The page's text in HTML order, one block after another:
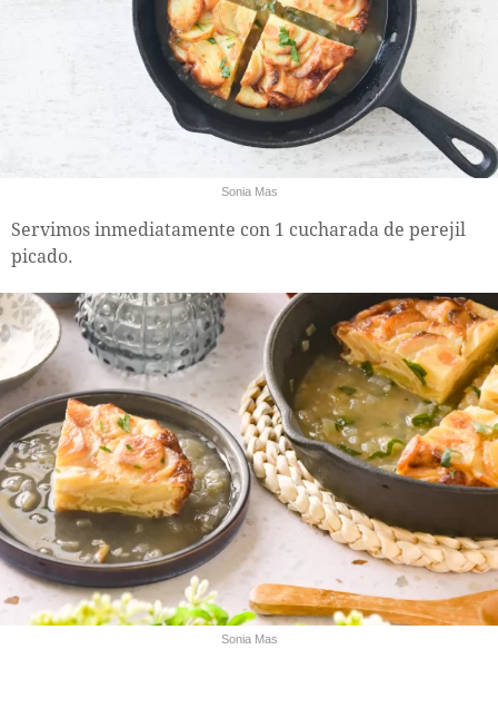
Sonia Mas
Servimos inmediatamente con 1 cucharada de perejil
picado.
Sonia Mas